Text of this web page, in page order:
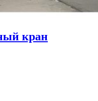
кран